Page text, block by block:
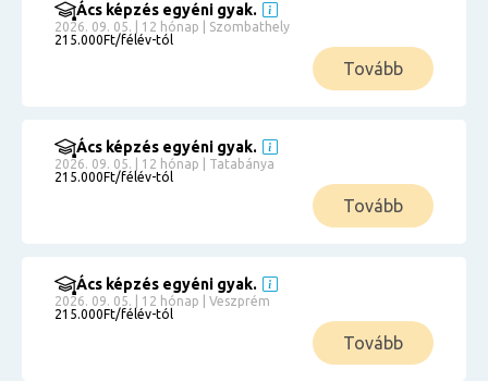
Ács képzés egyéni gyak.
2026. 09. 05. | 12 hónap | Szombathely
215.000Ft/félév-tól
Tovább
Ács képzés egyéni gyak.
2026. 09. 05. | 12 hónap | Tatabánya
215.000Ft/félév-tól
Tovább
Ács képzés egyéni gyak.
2026. 09. 05. | 12 hónap | Veszprém
215.000Ft/félév-tól
Tovább